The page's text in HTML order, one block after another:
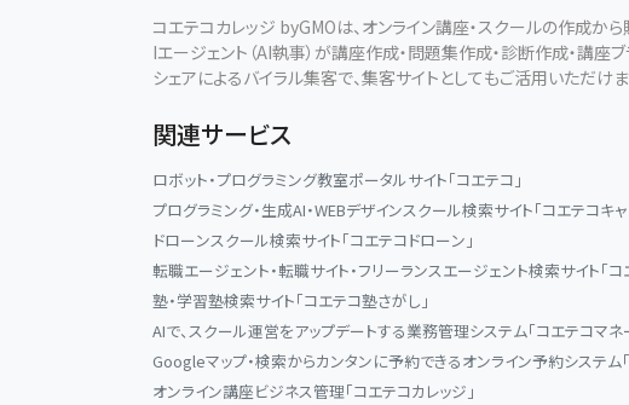
コエテコカレッジ byGMOは、オンライン講座・スクールの作成か
Iエージェント（AI執事）が講座作成・問題集作成・診断作成・講
シェアによるバイラル集客で、集客サイトとしてもご活用いただけ
関連サービス
ロボット・プログラミング教室ポータルサイト「コエテコ」
プログラミング・生成AI・WEBデザインスクール検索サイト「コエテコキャ
ドローンスクール検索サイト「コエテコドローン」
転職エージェント・転職サイト・フリーランスエージェント検索サイト「コ
塾・学習塾検索サイト「コエテコ塾さがし」
AIで、スクール運営をアップデートする業務管理システム「コエテコマネ
Googleマップ・検索からカンタンに予約できるオンライン予約システム
オンライン講座ビジネス管理「コエテコカレッジ」